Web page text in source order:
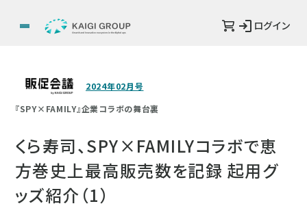
ログイン
2024年02月号
『SPY×FAMILY』企業コラボの舞台裏
くら寿司、SPY×FAMILYコラボで恵
方巻史上最高販売数を記録 起用グ
ッズ紹介（1）